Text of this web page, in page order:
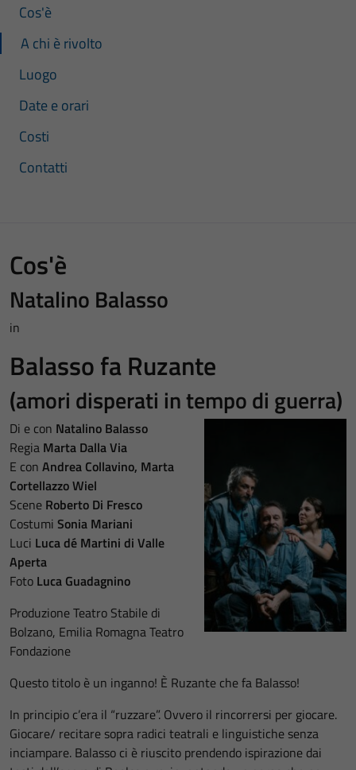
Cos'è
A chi è rivolto
Luogo
Date e orari
Costi
Contatti
Cos'è
Natalino Balasso
in
Balasso fa Ruzante
(amori disperati in tempo di guerra)
Di e con Natalino Balasso
Regia Marta Dalla Via
E con Andrea Collavino, Marta
Cortellazzo Wiel
Scene Roberto Di Fresco
Costumi Sonia Mariani
Luci Luca dé Martini di Valle
Aperta
Foto Luca Guadagnino
Produzione Teatro Stabile di
Bolzano, Emilia Romagna Teatro
Fondazione
Questo titolo è un inganno! È Ruzante che fa Balasso!
In principio c’era il “ruzzare”. Ovvero il rincorrersi per giocare.
Giocare/ recitare sopra radici teatrali e linguistiche senza
inciampare. Balasso ci è riuscito prendendo ispirazione dai